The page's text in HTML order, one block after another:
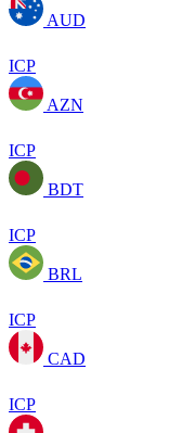
AUD
ICP
AZN
ICP
BDT
ICP
BRL
ICP
CAD
ICP